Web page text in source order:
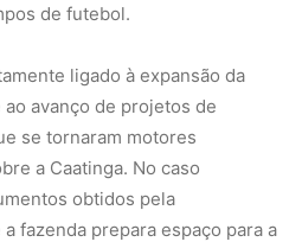
de futebol.
ligado à expansão da
avanço de projetos de
se tornaram motores
a Caatinga. No caso
obtidos pela
fazenda prepara espaço para a